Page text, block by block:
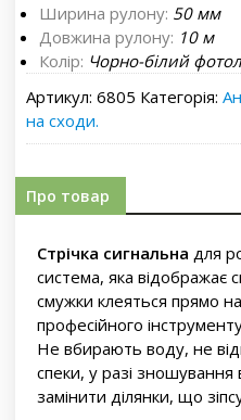
Ширина рулону: 50 мм
Довжина рулону: 10 м
Колір: Чорно-білий
Артикул: 6805 Категорія:
на сходи.
Про товар
Стрічка сигнальна для
система, яка відображає
смужки клеяться прямо
професійного
Не вбирають воду, не
спеки, у разі зношування
замінити ділянки, що